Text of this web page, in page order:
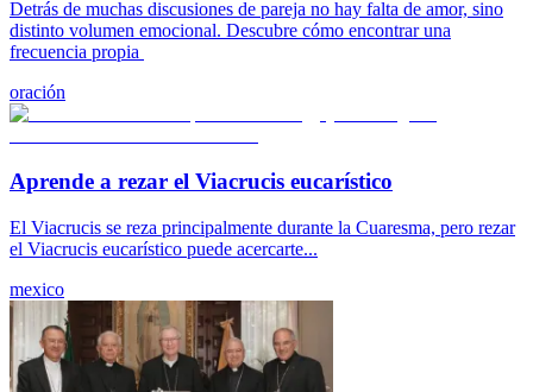
Detrás de muchas discusiones de pareja no hay falta de amor, sino
distinto volumen emocional. Descubre cómo encontrar una
frecuencia propia
oración
Aprende a rezar el Viacrucis eucarístico
El Viacrucis se reza principalmente durante la Cuaresma, pero rezar
el Viacrucis eucarístico puede acercarte...
mexico